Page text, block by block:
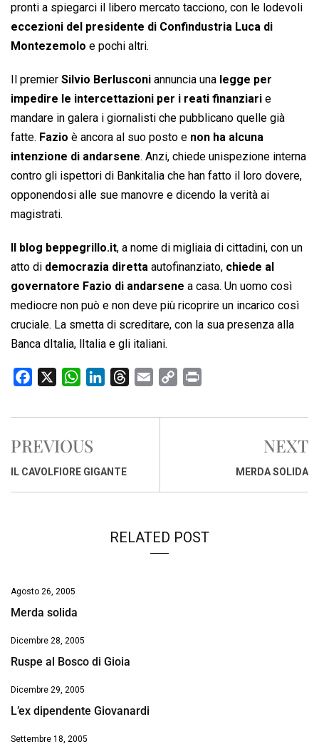
pronti a spiegarci il libero mercato tacciono, con le lodevoli
eccezioni del presidente di Confindustria Luca di
Montezemolo e pochi altri.
Il premier Silvio Berlusconi annuncia una legge per
impedire le intercettazioni per i reati finanziari e
mandare in galera i giornalisti che pubblicano quelle già
fatte. Fazio è ancora al suo posto e non ha alcuna
intenzione di andarsene. Anzi, chiede unispezione interna
contro gli ispettori di Bankitalia che han fatto il loro dovere,
opponendosi alle sue manovre e dicendo la verità ai
magistrati.
Il blog beppegrillo.it, a nome di migliaia di cittadini, con un
atto di democrazia diretta autofinanziato, chiede al
governatore Fazio di andarsene a casa. Un uomo così
mediocre non può e non deve più ricoprire un incarico così
cruciale. La smetta di screditare, con la sua presenza alla
Banca dItalia, lItalia e gli italiani.
c
b
o
W
a
s
A
n
d
r
a
p
i
PREVIOUS
IL CAVOLFIORE GIGANTE
NEXT
MERDA SOLIDA
RELATED POST
Agosto 26, 2005
Merda solida
Dicembre 28, 2005
Ruspe al Bosco di Gioia
Dicembre 29, 2005
L’ex dipendente Giovanardi
Settembre 18, 2005